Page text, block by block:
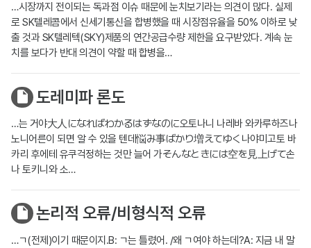
…시장까지 전이되는 독과점 이슈 때문에 눈치보기라는 의견이 많다. 실제
로 SK텔레콤에서 신세기통신을 합병했을 때 시장점유율을 50% 이하로 낮
출 것과 SK텔레텍(SKY)제품의 연간공급수량 제한을 요구받았다. 계속 눈
치를 보다가 반대 의견이 약할 때 합병을…
도레미파 론도
…는 거야大人になればわかるはずなのに오토나니 나레바 와카루하즈나
노니어른이 되면 알 수 있을 텐데悩み事ばかり増えてゆく나야미고토 바
카리 후에테 유쿠걱정하는 것만 늘어 가そんなときには空を見上げて손
나 토키니와 소…
논리적 오류/비형식적 오류
…ㄱ(전제)이기 때문이지.B: ㄱ는 틀렸어. /왜 ㄱ여야 하는데?A: 지금 내 말